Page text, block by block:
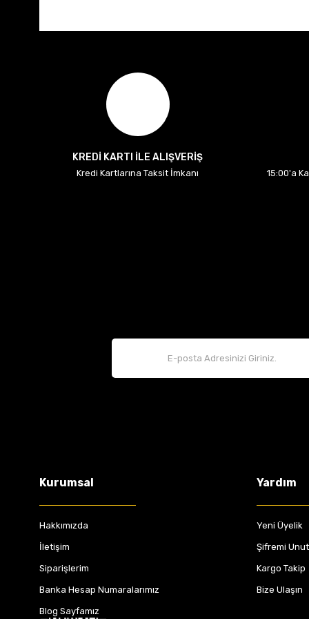
KREDİ KARTI İLE ALIŞVERİŞ
Kredi Kartlarına Taksit İmkanı
15:00'a
Kurumsal
Hakkımızda
İletişim
Siparişlerim
Banka Hesap Numaralarımız
Blog Sayfamız
Yardım
Yeni Üyelik
Şifremi
Kargo Takip
Bize Ulaşın